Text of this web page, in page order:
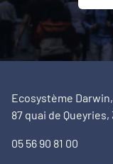
Ecosystème Darwin,
87 quai de
05 56 90 81 00